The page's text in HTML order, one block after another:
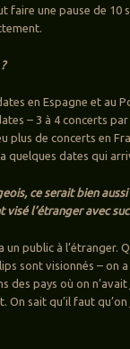
faire une pause de 10
en Espagne et au
– 3 à 4 concerts par
plus de concerts en
quelques dates qui
ce serait bien
l’étranger avec
un public à l’étranger.
sont visionnés – on a
des pays où on
sait qu’il faut